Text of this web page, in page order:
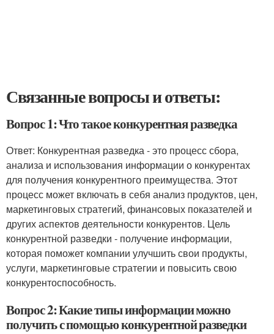
Связанные вопросы и ответы:
Вопрос 1: Что такое конкурентная разведка
Ответ: Конкурентная разведка - это процесс сбора,
анализа и использования информации о конкурентах
для получения конкурентного преимущества. Этот
процесс может включать в себя анализ продуктов, цен,
маркетинговых стратегий, финансовых показателей и
других аспектов деятельности конкурентов. Цель
конкурентной разведки - получение информации,
которая поможет компании улучшить свои продукты,
услуги, маркетинговые стратегии и повысить свою
конкурентоспособность.
Вопрос 2: Какие типы информации можно
получить с помощью конкурентной разведки